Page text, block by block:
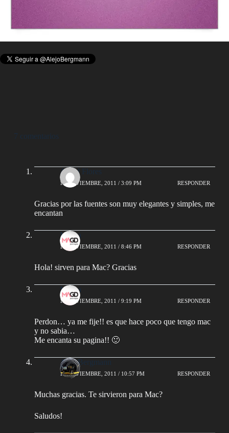
7 comentarios
Angel Flores
15 NOVIEMBRE, 2011 / 3:09 PM RESPONDER
Gracias por las fuentes son muy elegantes y simples, me
encantan
Melisa
15 NOVIEMBRE, 2011 / 8:46 PM RESPONDER
Hola! sirven para Mac? Gracias
Melisa
15 NOVIEMBRE, 2011 / 9:19 PM RESPONDER
Perdon… ya me fije!! es que hace poco que tengo mac
y no sabia…
Me encanta su pagina!! 🙂
AlejoBergmann
15 NOVIEMBRE, 2011 / 10:57 PM RESPONDER
Muchas gracias. Te sirvieron para Mac?
Saludos!